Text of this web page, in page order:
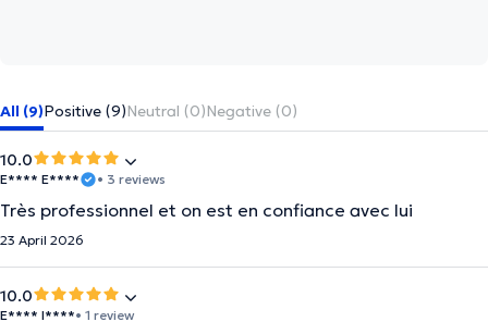
All (9)Positive (9)Neutral (0)Negative (0)
10.0
E**** E**** • 3 reviews
Très professionnel et on est en confiance avec lui
23 April 2026
10.0
E**** I****• 1 review